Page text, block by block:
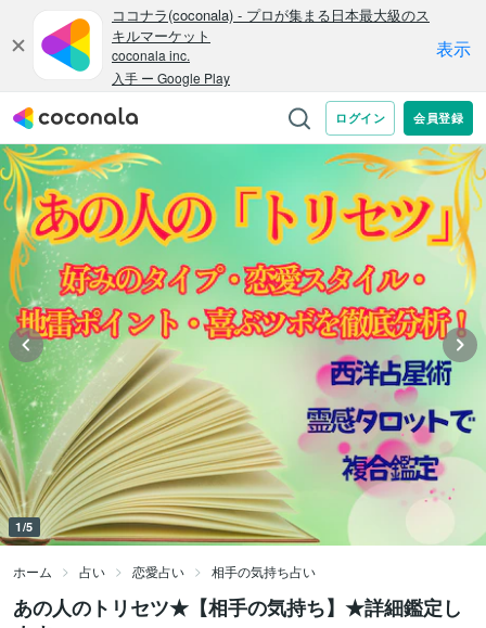
1/5
ホーム 占い 恋愛占い 相手の気持ち占い
あの人のトリセツ★【相手の気持ち】★詳細鑑定し